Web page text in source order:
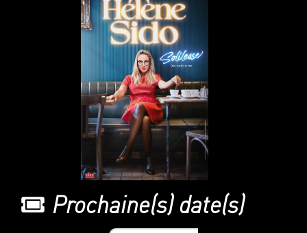
Prochaine(s) date(s)